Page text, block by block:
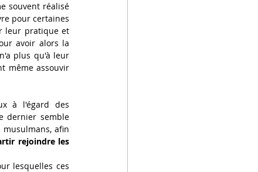
souvent réalisé
pour certaines
leur pratique et
avoir alors la
plus qu'à leur
même assouvir
à l'égard des
dernier semble
afin
rejoindre les
lesquelles ces